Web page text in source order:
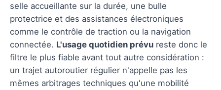
selle accueillante sur la durée, une bulle
protectrice et des assistances électroniques
comme le contrôle de traction ou la navigation
connectée. L'usage quotidien prévu reste donc le
filtre le plus fiable avant tout autre considération :
un trajet autoroutier régulier n'appelle pas les
mêmes arbitrages techniques qu'une mobilité